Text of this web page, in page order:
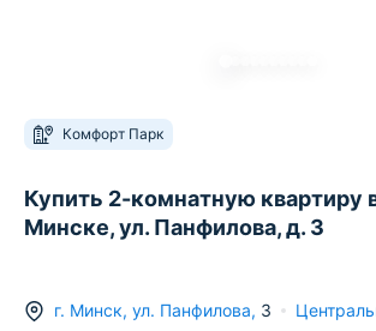
Комфорт Парк
Купить 2-комнатную квартиру
Минске, ул. Панфилова, д. 3
г. Минск, ул. Панфилова, 3